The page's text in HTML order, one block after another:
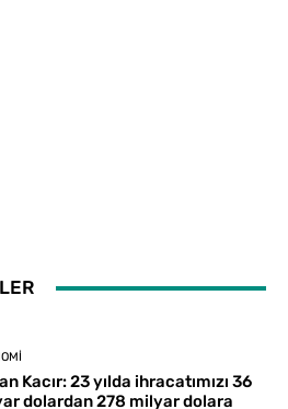
Kacır: 23 yılda ihracatımızı 36
dolardan 278 milyar dolara